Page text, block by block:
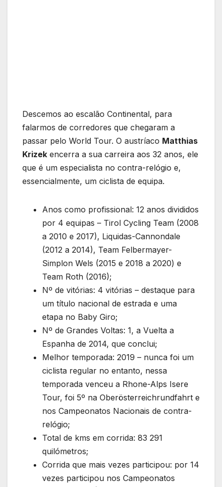
Descemos ao escalão Continental, para
falarmos de corredores que chegaram a
passar pelo World Tour. O austríaco Matthias
Krizek encerra a sua carreira aos 32 anos, ele
que é um especialista no contra-relógio e,
essencialmente, um ciclista de equipa.
Anos como profissional: 12 anos divididos
por 4 equipas – Tirol Cycling Team (2008
a 2010 e 2017), Liquidas-Cannondale
(2012 a 2014), Team Felbermayer-
Simplon Wels (2015 e 2018 a 2020) e
Team Roth (2016);
Nº de vitórias: 4 vitórias – destaque para
um título nacional de estrada e uma
etapa no Baby Giro;
Nº de Grandes Voltas: 1, a Vuelta a
Espanha de 2014, que conclui;
Melhor temporada: 2019 – nunca foi um
ciclista regular no entanto, nessa
temporada venceu a Rhone-Alps Isere
Tour, foi 5º na Oberösterreichrundfahrt e
nos Campeonatos Nacionais de contra-
relógio;
Total de kms em corrida: 83 291
quilómetros;
Corrida que mais vezes participou: por 14
vezes participou nos Campeonatos